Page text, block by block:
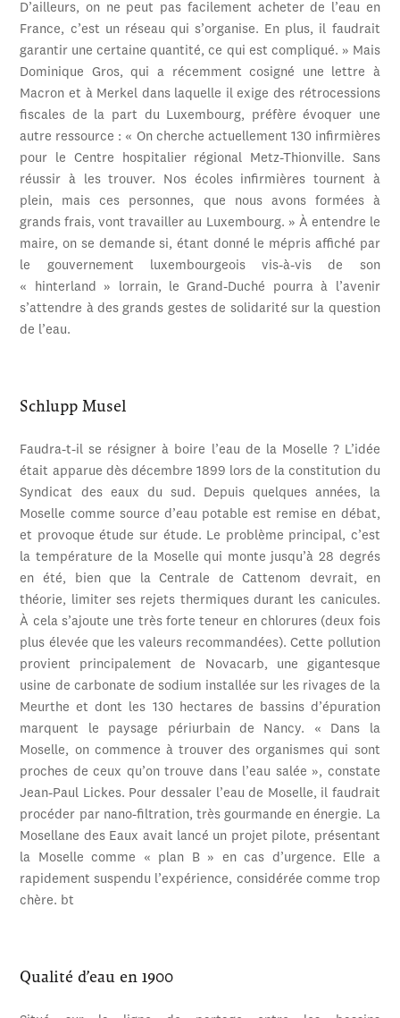
D’ailleurs, on ne peut pas facilement acheter de l’eau en
France, c’est un réseau qui s’organise. En plus, il faudrait
garantir une certaine quantité, ce qui est compliqué. » Mais
Dominique Gros, qui a récemment cosigné une lettre à
Macron et à Merkel dans laquelle il exige des rétrocessions
fiscales de la part du Luxembourg, préfère évoquer une
autre ressource : « On cherche actuellement 130 infirmières
pour le Centre hospitalier régional Metz-Thionville. Sans
réussir à les trouver. Nos écoles infirmières tournent à
plein, mais ces personnes, que nous avons formées à
grands frais, vont travailler au Luxembourg. » À entendre le
maire, on se demande si, étant donné le mépris affiché par
le gouvernement luxembourgeois vis-à-vis de son
« hinterland » lorrain, le Grand-Duché pourra à l’avenir
s’attendre à des grands gestes de solidarité sur la question
de l’eau.
Schlupp Musel
Faudra-t-il se résigner à boire l’eau de la Moselle ? L’idée
était apparue dès décembre 1899 lors de la constitution du
Syndicat des eaux du sud. Depuis quelques années, la
Moselle comme source d’eau potable est remise en débat,
et provoque étude sur étude. Le problème principal, c’est
la température de la Moselle qui monte jusqu’à 28 degrés
en été, bien que la Centrale de Cattenom devrait, en
théorie, limiter ses rejets thermiques durant les canicules.
À cela s’ajoute une très forte teneur en chlorures (deux fois
plus élevée que les valeurs recommandées). Cette pollution
provient principalement de Novacarb, une gigantesque
usine de carbonate de sodium installée sur les rivages de la
Meurthe et dont les 130 hectares de bassins d’épuration
marquent le paysage périurbain de Nancy. « Dans la
Moselle, on commence à trouver des organismes qui sont
proches de ceux qu’on trouve dans l’eau salée », constate
Jean-Paul Lickes. Pour dessaler l’eau de Moselle, il faudrait
procéder par nano-filtration, très gourmande en énergie. La
Mosellane des Eaux avait lancé un projet pilote, présentant
la Moselle comme « plan B » en cas d’urgence. Elle a
rapidement suspendu l’expérience, considérée comme trop
chère. bt
Qualité d’eau en 1900